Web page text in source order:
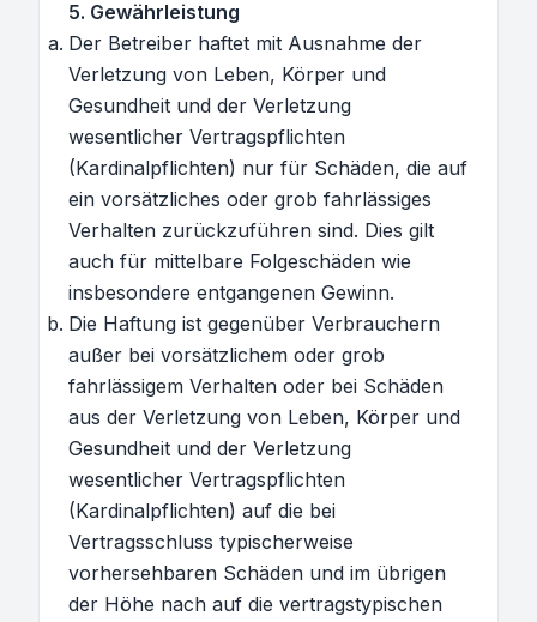
5. Gewährleistung
Der Betreiber haftet mit Ausnahme der
Verletzung von Leben, Körper und
Gesundheit und der Verletzung
wesentlicher Vertragspflichten
(Kardinalpflichten) nur für Schäden, die auf
ein vorsätzliches oder grob fahrlässiges
Verhalten zurückzuführen sind. Dies gilt
auch für mittelbare Folgeschäden wie
insbesondere entgangenen Gewinn.
Die Haftung ist gegenüber Verbrauchern
außer bei vorsätzlichem oder grob
fahrlässigem Verhalten oder bei Schäden
aus der Verletzung von Leben, Körper und
Gesundheit und der Verletzung
wesentlicher Vertragspflichten
(Kardinalpflichten) auf die bei
Vertragsschluss typischerweise
vorhersehbaren Schäden und im übrigen
der Höhe nach auf die vertragstypischen